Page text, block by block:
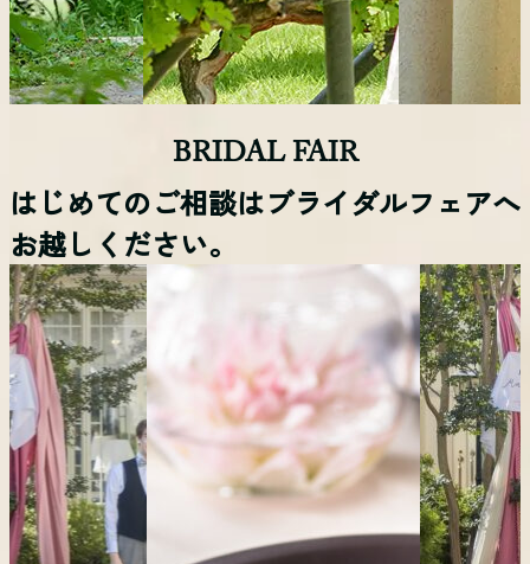
BRIDAL FAIR
はじめてのご相談はブライダルフェアへ
お越しください。